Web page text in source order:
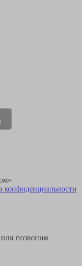
конфиденциальности
позвоним